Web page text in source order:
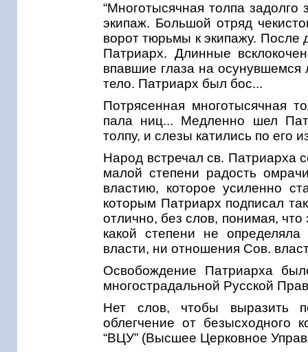
“Многотысячная толпа
экипаж. Большой отряд
ворот тюрьмы к экипажу. После
Патриарх. Длинные
впавшие глаза на осунувшемся
тело. Патриарх был бос...
Потрясенная многотысячная
пала ниц... Медленно шел
толпу, и слезы катились по его
Народ встречал св. Патриарха
малой степени радость
властию, которое усиленно
которым Патриарх подписал
отлично, без слов, понимая, что
какой степени не
власти, ни отношения Сов.
Освобождение Патриарха
многострадальной Русской
Нет слов, чтобы выразить
облегчение от безысходного
“ВЦУ” (Высшее Церковное